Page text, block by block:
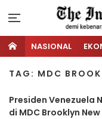
NASIONAL
TAG: MDC
Presiden Venezuela
di MDC Brooklyn New